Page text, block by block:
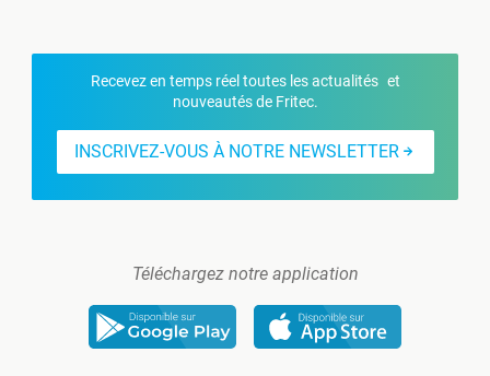
Recevez en temps réel toutes les actualités et
nouveautés de Fritec.
INSCRIVEZ-VOUS À NOTRE NEWSLETTER
Téléchargez notre application